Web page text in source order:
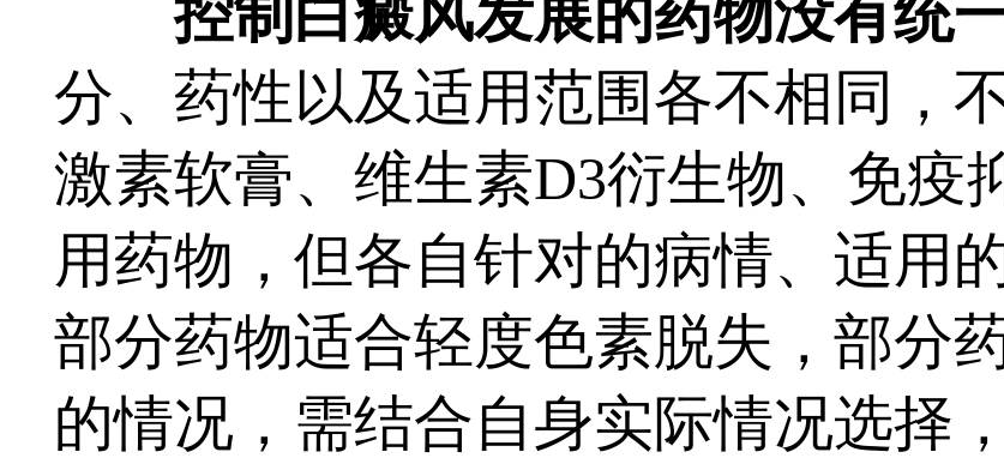
疗。若病情允许，可
提升治疗效果。...
控制白癜风发展的药物没有统一
分、药性以及适用范围各不相同，
激素软膏、维生素D3衍生物、免疫
用药物，但各自针对的病情、适用
部分药物适合轻度色素脱失，部分
的情况，需结合自身实际情况选择